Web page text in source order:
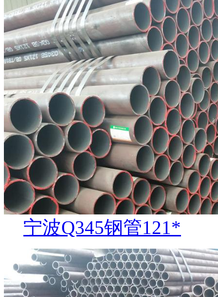
宁波Q345钢管121*